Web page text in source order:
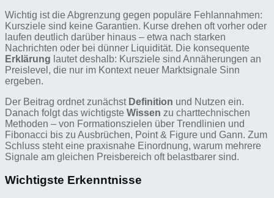
Wichtig ist die Abgrenzung gegen populäre Fehlannahmen:
Kursziele sind keine Garantien. Kurse drehen oft vorher oder
laufen deutlich darüber hinaus – etwa nach starken
Nachrichten oder bei dünner Liquidität. Die konsequente
Erklärung lautet deshalb: Kursziele sind Annäherungen an
Preislevel, die nur im Kontext neuer Marktsignale Sinn
ergeben.
Der Beitrag ordnet zunächst Definition und Nutzen ein.
Danach folgt das wichtigste Wissen zu charttechnischen
Methoden – von Formationszielen über Trendlinien und
Fibonacci bis zu Ausbrüchen, Point & Figure und Gann. Zum
Schluss steht eine praxisnahe Einordnung, warum mehrere
Signale am gleichen Preisbereich oft belastbarer sind.
Wichtigste Erkenntnisse